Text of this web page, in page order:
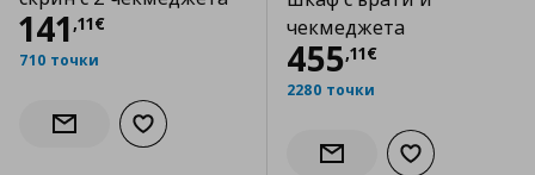
141 ,11€
Цена
710 точки
Информирай ме за наличност
Добави към списъка с любими
чекмеджета
455,11€
Цена
2280 точки
Информирай ме за
Добави към